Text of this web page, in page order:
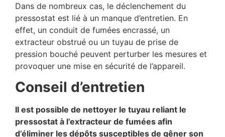
Dans de nombreux cas, le déclenchement du
pressostat est lié à un manque d’entretien. En
effet, un conduit de fumées encrassé, un
extracteur obstrué ou un tuyau de prise de
pression bouché peuvent perturber les mesures et
provoquer une mise en sécurité de l’appareil.
Conseil d’entretien
Il est possible de nettoyer le tuyau reliant le
pressostat à l’extracteur de fumées afin
d’éliminer les dépôts susceptibles de gêner son